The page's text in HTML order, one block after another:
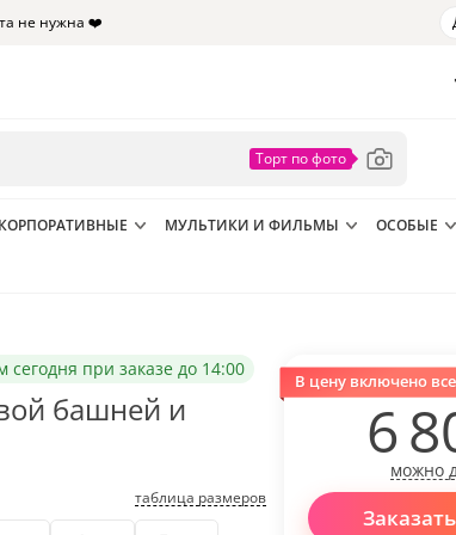
не нужна ❤️
КОРПОРАТИВНЫЕ МУЛЬТИКИ И ФИЛЬМЫ ОСОБЫЕ
сегодня при заказе до 14:00
башней и
таблица размеров
В цену включено все
6
можно